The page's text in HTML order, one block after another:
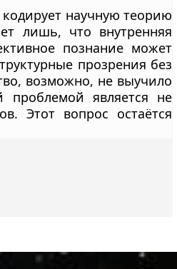
научную теорию
лишь, что внутренняя
познание может
прозрения без
возможно, не выучило
является не
Этот вопрос остаётся